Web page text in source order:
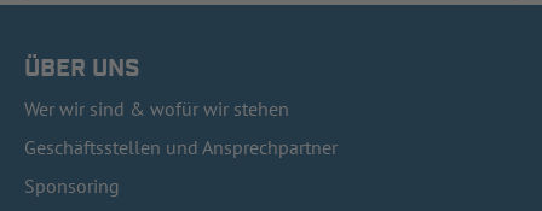
ÜBER UNS
Wer wir sind & wofür wir stehen
Geschäftsstellen und Ansprechpartner
Sponsoring